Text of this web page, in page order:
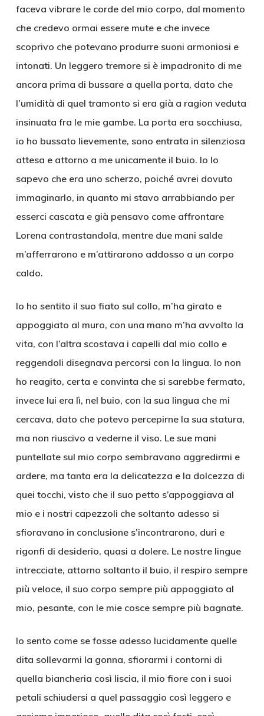
faceva vibrare le corde del mio corpo, dal momento
che credevo ormai essere mute e che invece
scoprivo che potevano produrre suoni armoniosi e
intonati. Un leggero tremore si è impadronito di me
ancora prima di bussare a quella porta, dato che
l’umidità di quel tramonto si era già a ragion veduta
insinuata fra le mie gambe. La porta era socchiusa,
io ho bussato lievemente, sono entrata in silenziosa
attesa e attorno a me unicamente il buio. Io lo
sapevo che era uno scherzo, poiché avrei dovuto
immaginarlo, in quanto mi stavo arrabbiando per
esserci cascata e già pensavo come affrontare
Lorena contrastandola, mentre due mani salde
m’afferrarono e m’attirarono addosso a un corpo
caldo.
Io ho sentito il suo fiato sul collo, m’ha girato e
appoggiato al muro, con una mano m’ha avvolto la
vita, con l’altra scostava i capelli dal mio collo e
reggendoli disegnava percorsi con la lingua. Io non
ho reagito, certa e convinta che si sarebbe fermato,
invece lui era lì, nel buio, con la sua lingua che mi
cercava, dato che potevo percepirne la sua statura,
ma non riuscivo a vederne il viso. Le sue mani
puntellate sul mio corpo sembravano aggredirmi e
ardere, ma tanta era la delicatezza e la dolcezza di
quei tocchi, visto che il suo petto s’appoggiava al
mio e i nostri capezzoli che soltanto adesso si
sfioravano in conclusione s’incontrarono, duri e
rigonfi di desiderio, quasi a dolere. Le nostre lingue
intrecciate, attorno soltanto il buio, il respiro sempre
più veloce, il suo corpo sempre più appoggiato al
mio, pesante, con le mie cosce sempre più bagnate.
Io sento come se fosse adesso lucidamente quelle
dita sollevarmi la gonna, sfiorarmi i contorni di
quella biancheria così liscia, il mio fiore con i suoi
petali schiudersi a quel passaggio così leggero e